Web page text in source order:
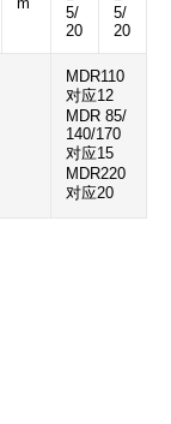
5/
20
5/
20
MDR110
对应12
MDR 85/
140/170
对应15
MDR220
对应20